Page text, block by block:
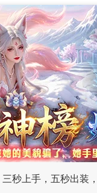
秒上手，五秒出装